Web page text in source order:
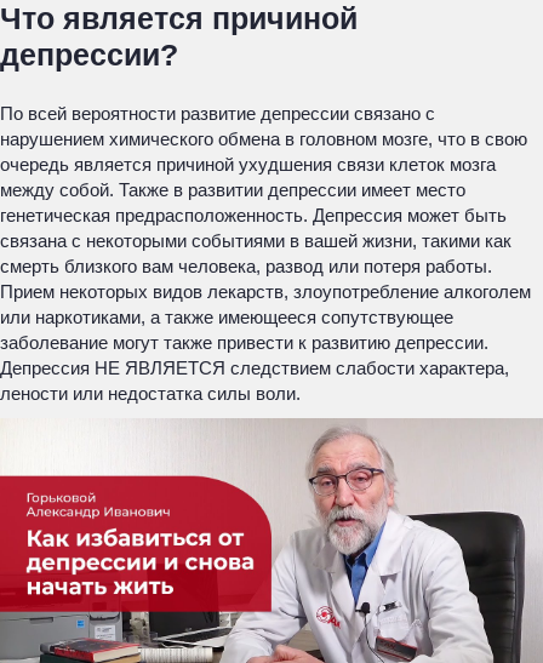
Что является причиной
депрессии?
По всей вероятности развитие депрессии связано с
нарушением химического обмена в головном мозге, что в свою
очередь является причиной ухудшения связи клеток мозга
между собой. Также в развитии депрессии имеет место
генетическая предрасположенность. Депрессия может быть
связана с некоторыми событиями в вашей жизни, такими как
смерть близкого вам человека, развод или потеря работы.
Прием некоторых видов лекарств, злоупотребление алкоголем
или наркотиками, а также имеющееся сопутствующее
заболевание могут также привести к развитию депрессии.
Депрессия НЕ ЯВЛЯЕТСЯ следствием слабости характера,
лености или недостатка силы воли.